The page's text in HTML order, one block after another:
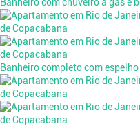
Banheiro completo com